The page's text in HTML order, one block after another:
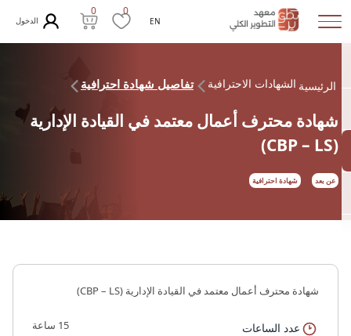
EN
0
0
الدخول
الرئيسية الشهادات الاحترافية تفاصيل شهادة احترافية
شهادة محترف أعمال معتمد في القيادة الإدارية
(CBP – LS)
عن بعد شهادة احترافية
شهادة محترف أعمال معتمد في القيادة الإدارية (CBP – LS)
عدد الساعات 15 ساعة